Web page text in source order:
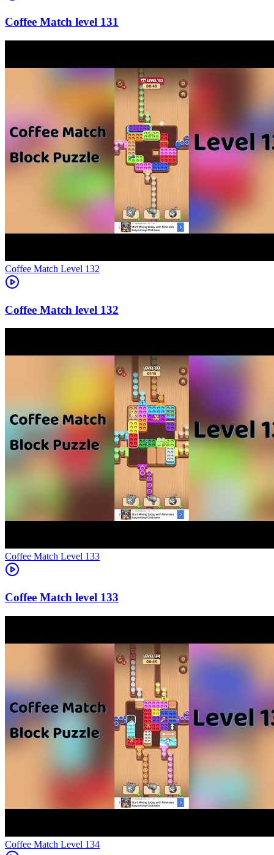
131
Level 132
132
Level 133
133
Level 134